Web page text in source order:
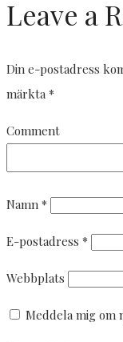
Leave a
Din e-postadress
märkta *
Comment
Namn *
E-postadress *
Webbplats
Meddela mig om